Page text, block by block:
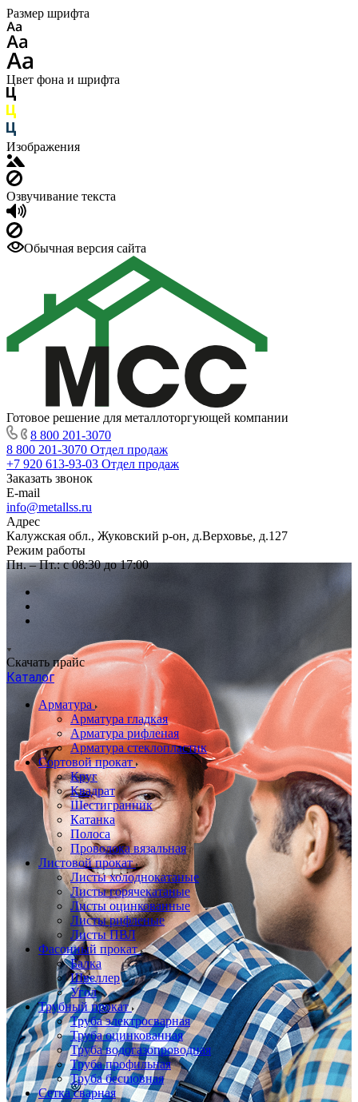
Размер шрифта
Цвет фона и шрифта
Изображения
Озвучивание текста
Обычная версия сайта
Готовое решение для металлоторгующей компании
8 800 201-3070
8 800 201-3070 Отдел продаж
+7 920 613-93-03 Отдел продаж
Заказать звонок
E-mail
info@metallss.ru
Адрес
Калужская обл., Жуковский р-он, д.Верховье, д.127
Режим работы
Пн. – Пт.: с 08:30 до 17:00
Скачать прайс
Каталог
Арматура
Арматура гладкая
Арматура рифленая
Арматура стеклопластик
Сортовой прокат
Круг
Квадрат
Шестигранник
Катанка
Полоса
Проволока вязальная
Листовой прокат
Листы холоднокатаные
Листы горячекатаные
Листы оцинкованные
Листы рифленые
Листы ПВЛ
Фасонный прокат
Балка
Швеллер
Угол
Трубный прокат
Труба электросварная
Труба оцинкованная
Труба водогазопроводная
Труба профильная
Труба бесшовная
Сетка сварная